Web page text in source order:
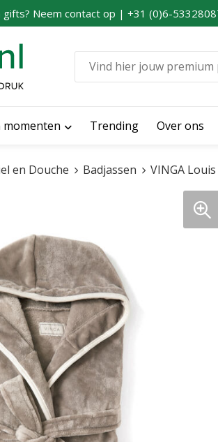
Neem contact op | +31 (0)6-
momenten Trending Over ons
en Douche Badjassen VINGA